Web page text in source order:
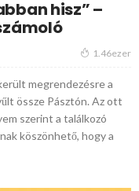
hisz” –
1.46ezer
megrendezésre a
össze Pásztón. Az ott
szerint a találkozó
köszönhető, hogy a